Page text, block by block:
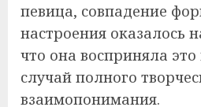
певица, совпадение
настроения оказалось
что она восприняла
случай полного
взаимопонимания.